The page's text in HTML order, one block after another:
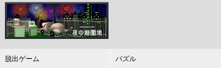
脱出ゲーム パズル